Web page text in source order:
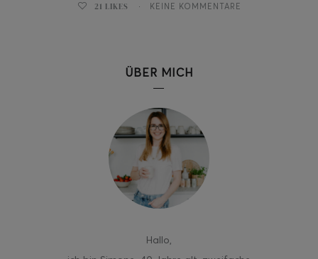
21 LIKES KEINE KOMMENTARE
ÜBER MICH
Hallo,